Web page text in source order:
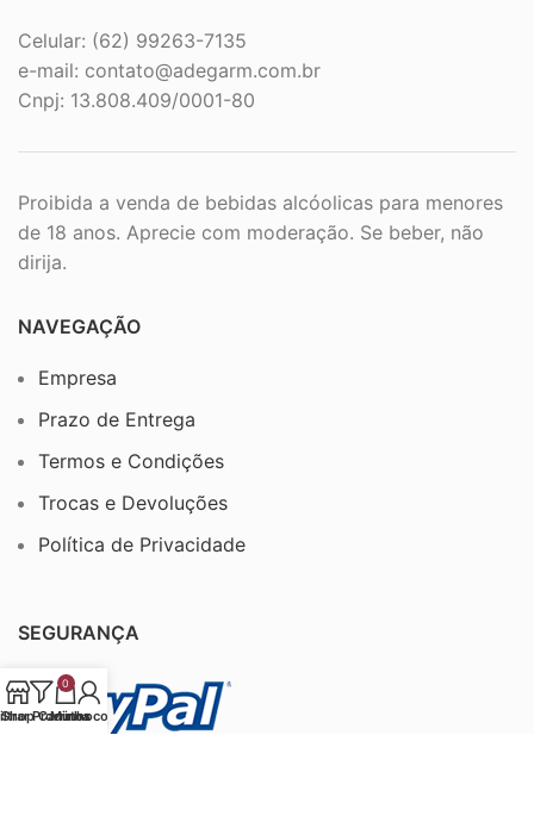
Celular: (62) 99263-7135
e-mail: contato@adegarm.com.br
Cnpj: 13.808.409/0001-80
Proibida a venda de bebidas alcóolicas para menores
de 18 anos. Aprecie com moderação. Se beber, não
dirija.
NAVEGAÇÃO
Empresa
Prazo de Entrega
Termos e Condições
Trocas e Devoluções
Política de Privacidade
SEGURANÇA
ShopProdutos
0
Carrinho
Minha conta